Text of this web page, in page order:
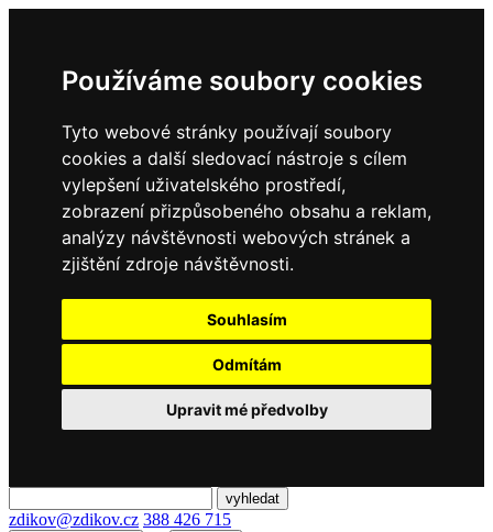
Používáme soubory cookies
Tyto webové stránky používají soubory
cookies a další sledovací nástroje s cílem
vylepšení uživatelského prostředí,
zobrazení přizpůsobeného obsahu a reklam,
analýzy návštěvnosti webových stránek a
zjištění zdroje návštěvnosti.
Souhlasím
Odmítám
Upravit mé předvolby
zdikov@zdikov.cz 388 426 715